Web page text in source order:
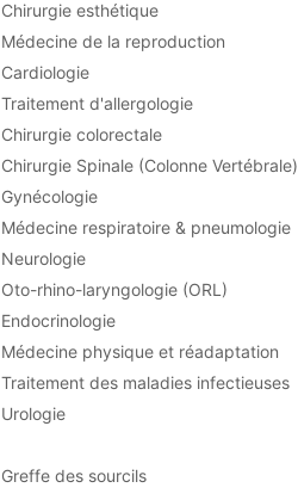
Chirurgie esthétique
Médecine de la reproduction
Cardiologie
Traitement d'allergologie
Chirurgie colorectale
Chirurgie Spinale (Colonne Vertébrale)
Gynécologie
Médecine respiratoire & pneumologie
Neurologie
Oto-rhino-laryngologie (ORL)
Endocrinologie
Médecine physique et réadaptation
Traitement des maladies infectieuses
Urologie
Greffe des sourcils